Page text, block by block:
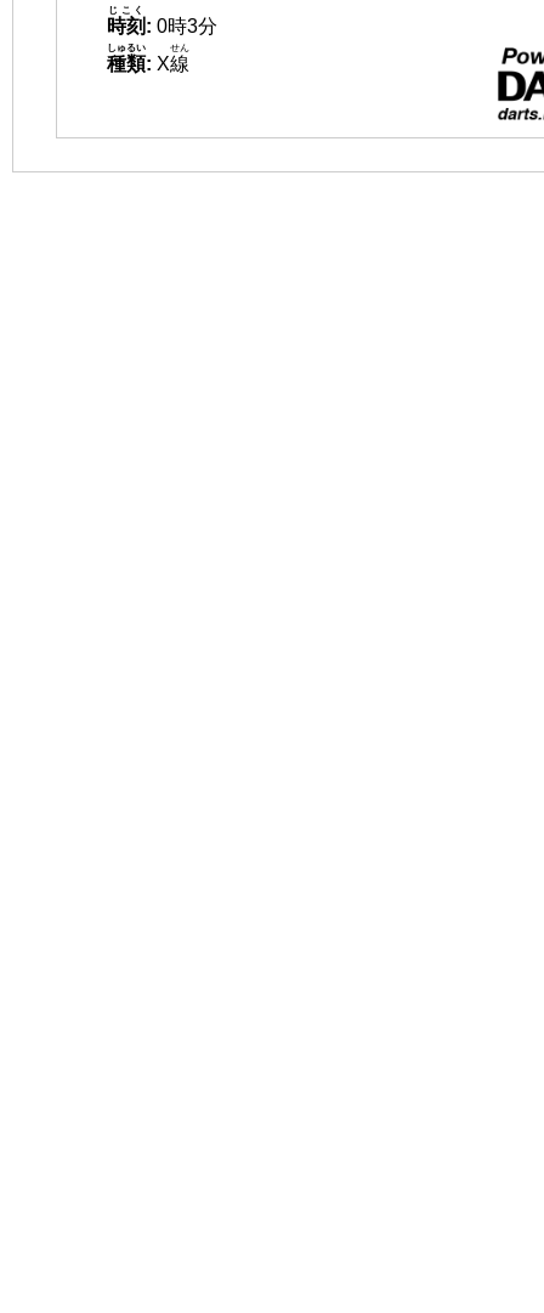
時刻
じこく
: 0時3分
種類
しゅるい
: X線
せん